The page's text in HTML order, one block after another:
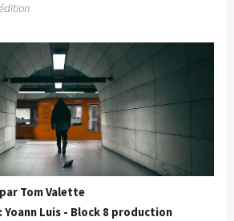
Tom Valette
Luis - Block 8 production